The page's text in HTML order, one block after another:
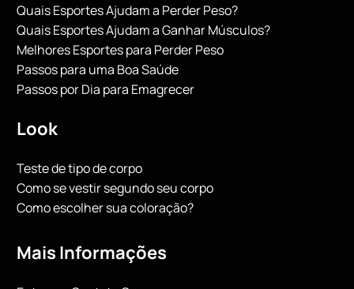
Quais Esportes Ajudam a Perder Peso?
Quais Esportes Ajudam a Ganhar Músculos?
Melhores Esportes para Perder Peso
Passos para uma Boa Saúde
Passos por Dia para Emagrecer
Look
Teste de tipo de corpo
Como se vestir segundo seu corpo
Como escolher sua coloração?
Mais Informações